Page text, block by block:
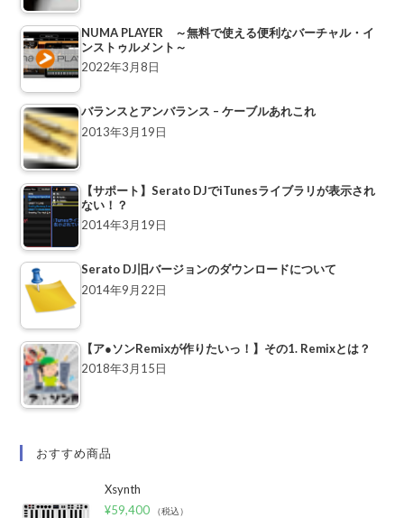
NUMA PLAYER ～無料で使える便利なバーチャル・イ
ンストゥルメント～
2022年3月8日
バランスとアンバランス – ケーブルあれこれ
2013年3月19日
【サポート】Serato DJでiTunesライブラリが表示され
ない！？
2014年3月19日
Serato DJ旧バージョンのダウンロードについて
2014年9月22日
【ア●ソンRemixが作りたいっ！】その1. Remixとは？
2018年3月15日
おすすめ商品
Xsynth
¥59,400 （税込）